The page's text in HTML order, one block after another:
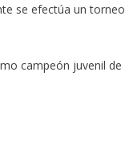
se efectúa un torneo
campeón juvenil de